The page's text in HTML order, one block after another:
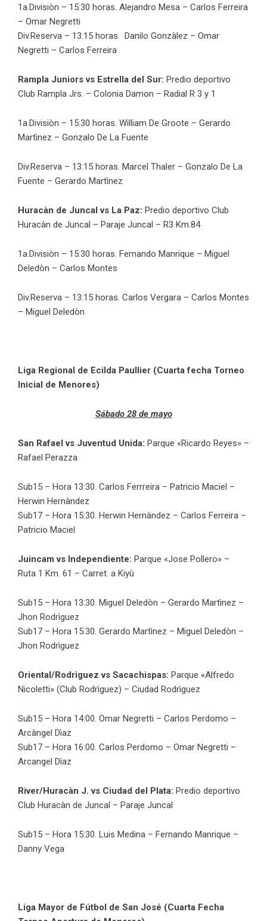
1a.Divisiòn – 15:30 horas. Alejandro Mesa – Carlos Ferreira
– Omar Negretti
Div.Reserva – 13:15 horas. Danilo Gonzàlez – Omar
Negretti – Carlos Ferreira
Rampla Juniors vs Estrella del Sur: Predio deportivo
Club Rampla Jrs. – Colonia Damon – Radial R 3 y 1
1a.Divisiòn – 15:30 horas. William De Groote – Gerardo
Martìnez – Gonzalo De La Fuente
Div.Reserva – 13:15 horas. Marcel Thaler – Gonzalo De La
Fuente – Gerardo Martìnez
Huracàn de Juncal vs La Paz: Predio deportivo Club
Huracàn de Juncal – Paraje Juncal – R3 Km.84
1a.Divisiòn – 15:30 horas. Fernando Manrique – Miguel
Deledòn – Carlos Montes
Div.Reserva – 13:15 horas. Carlos Vergara – Carlos Montes
– Miguel Deledòn
Liga Regional de Ecilda Paullier (Cuarta fecha Torneo
Inicial de Menores)
Sábado 28 de mayo
San Rafael vs Juventud Unida: Parque «Ricardo Reyes» –
Rafael Perazza
Sub15 – Hora 13:30. Carlos Ferrreira – Patricio Maciel –
Herwin Hernàndez
Sub17 – Hora 15:30. Herwin Hernàndez – Carlos Ferreira –
Patricio Maciel
Juincam vs Independiente: Parque «Jose Pollero» –
Ruta 1 Km. 61 – Carret. a Kiyù
Sub15 – Hora 13:30. Miguel Deledòn – Gerardo Martìnez –
Jhon Rodrìguez
Sub17 – Hora 15:30. Gerardo Martìnez – Miguel Deledòn –
Jhon Rodrìguez
Oriental/Rodrìguez vs Sacachispas: Parque «Alfredo
Nicoletti» (Club Rodrìguez) – Ciudad Rodrìguez
Sub15 – Hora 14:00. Omar Negretti – Carlos Perdomo –
Arcàngel Dìaz
Sub17 – Hora 16:00. Carlos Perdomo – Omar Negretti –
Arcangel Dìaz
River/Huracàn J. vs Ciudad del Plata: Predio deportivo
Club Huracàn de Juncal – Paraje Juncal
Sub15 – Hora 15:30. Luis Medina – Fernando Manrique –
Danny Vega
Liga Mayor de Fútbol de San José (Cuarta Fecha